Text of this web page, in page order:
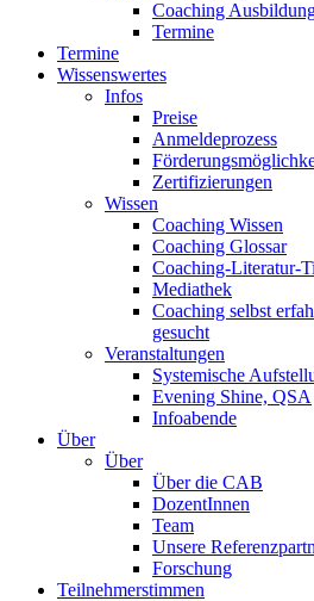
Coaching
Termine
Termine
Wissenswertes
Infos
Preise
Anmeldeprozess
Zertifizierungen
Wissen
Coaching Wissen
Coaching Glossar
Coaching-Literatur-
Mediathek
Coaching selbst
gesucht
Veranstaltungen
Systemische
Evening Shine, QSA
Infoabende
Über
Über
Über die CAB
DozentInnen
Team
Unsere
Forschung
Teilnehmerstimmen